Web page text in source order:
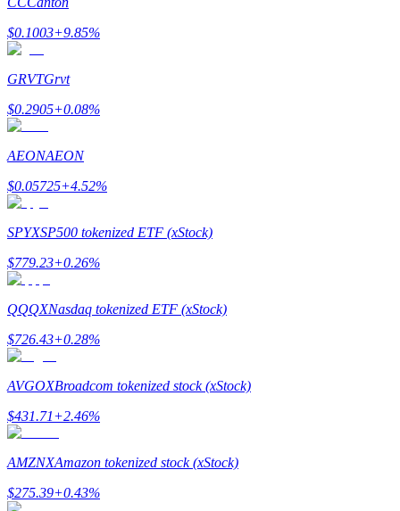
Przewodnik
Przewodnik dla początkujących dotyczący kontraktów futures
Strategie handlowe
Dowiedz się, jak zachować rentowność
$0.1003+9.85%
GRVTGrvt
$0.2905+0.08%
AEONAEON
$0.05725+4.52%
SPYXSP500 tokenized ETF (xStock)
$779.23+0.26%
QQQXNasdaq tokenized ETF (xStock)
$726.43+0.28%
AVGOXBroadcom tokenized stock (xStock)
$431.71+2.46%
AMZNXAmazon tokenized stock (xStock)
$275.39+0.43%